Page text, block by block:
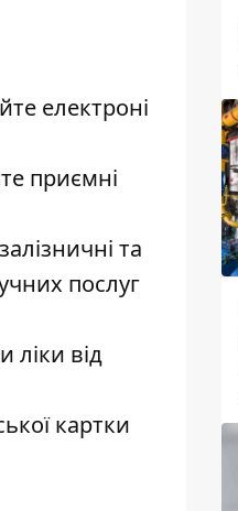
електроні
приємні
та
послуг
ліки від
картки